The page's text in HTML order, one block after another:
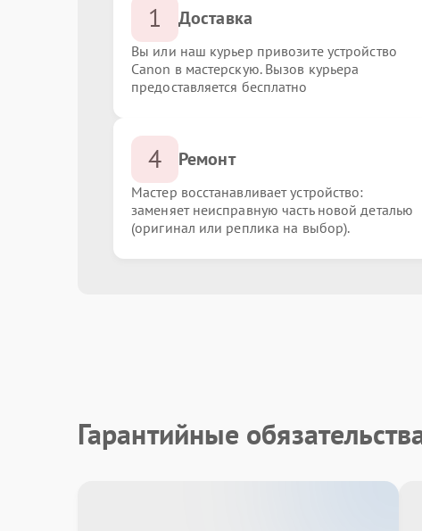
1 Доставка
Вы или наш курьер привозите устройство
Canon в мастерскую. Вызов курьера
предоставляется бесплатно
4 Ремонт
Мастер восстанавливает устройство:
заменяет неисправную часть новой деталью
(оригинал или реплика на выбор).
Гарантийные